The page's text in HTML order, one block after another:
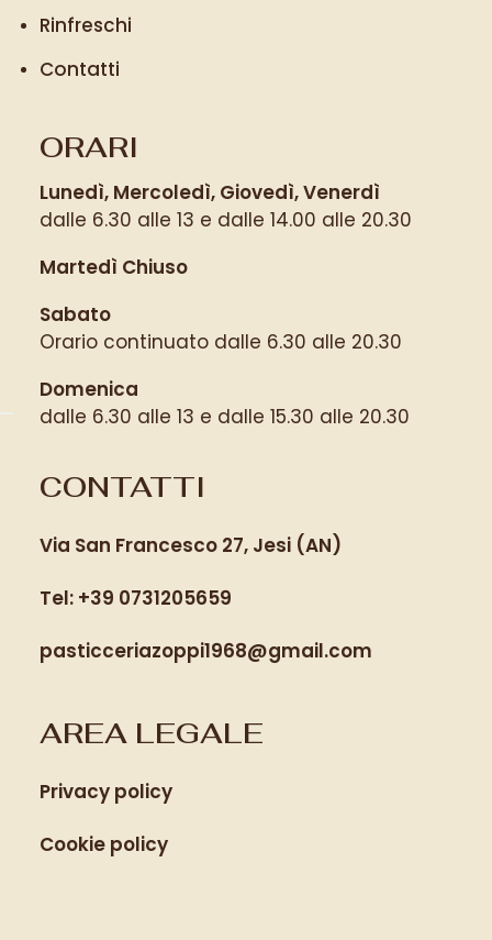
Rinfreschi
Contatti
ORARI
Lunedì, Mercoledì, Giovedì, Venerdì
dalle 6.30 alle 13 e dalle 14.00 alle 20.30
Martedì Chiuso
Sabato
Orario continuato dalle 6.30 alle 20.30
Domenica
dalle 6.30 alle 13 e dalle 15.30 alle 20.30
CONTATTI
Via San Francesco 27, Jesi (AN)
Tel: +39 0731205659
pasticceriazoppi1968@gmail.com
AREA LEGALE
Privacy policy
Cookie policy